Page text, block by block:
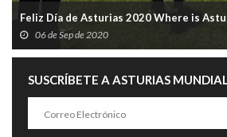
Feliz Día de Asturias 2020 Where is
06 de Sep de 2020
SUSCRÍBETE A ASTURIAS